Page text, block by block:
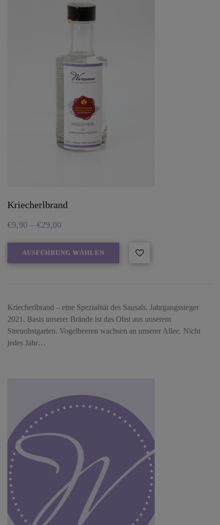
Kriecherlbrand
€9,90 – €29,00
AUSFÜHRUNG WÄHLEN
Kriecherlbrand – eine Spezialität des Sausals. Jahrgangssieger
2021. Basis unserer Brände ist das Obst aus unserem
Streuobstgarten. Vogelbeeren wachsen an unserer Allee. Nicht
jedes Jahr…